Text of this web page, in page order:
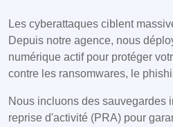
Les cyberattaques ciblent
Depuis notre agence, nous
numérique actif pour protéger
contre les ransomwares, le
Nous incluons des sauvegardes
reprise d'activité (PRA) pour